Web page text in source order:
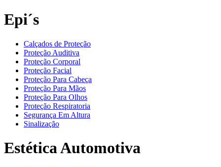
Epi´s
Calçados de Proteção
Proteção Auditiva
Proteção Corporal
Proteção Facial
Proteção Para Cabeça
Proteção Para Mãos
Proteção Para Olhos
Proteção Respiratoria
Segurança Em Altura
Sinalização
Estética Automotiva